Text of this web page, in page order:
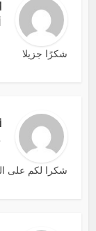
شكرًا جزيلا
شكرا لكم على